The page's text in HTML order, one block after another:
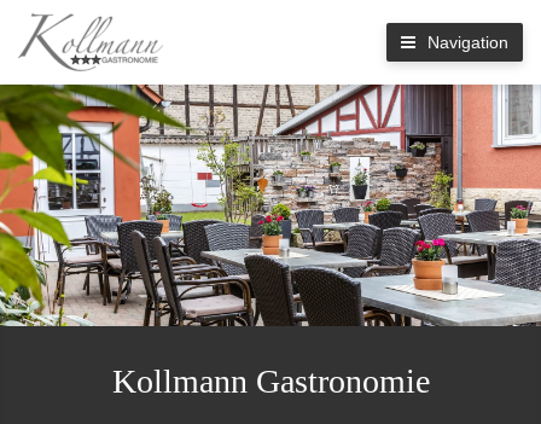
Navigation
Kollmann Gastronomie